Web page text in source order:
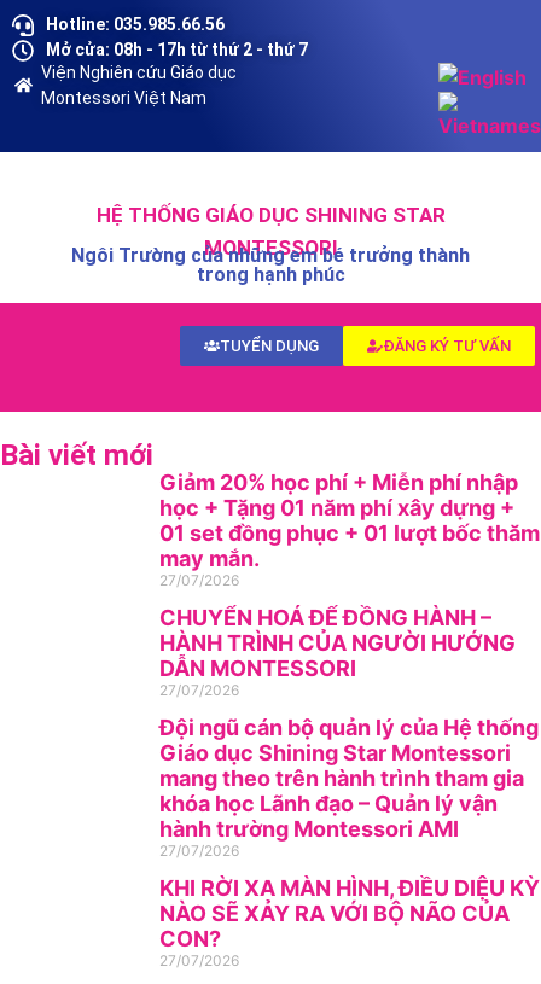
Hotline: 035.985.66.56
Mở cửa: 08h - 17h từ thứ 2 - thứ 7
Viện Nghiên cứu Giáo dục
Montessori Việt Nam
HỆ THỐNG GIÁO DỤC SHINING STAR
MONTESSORI
Ngôi Trường của những em bé trưởng thành
trong hạnh phúc
ĐĂNG KÝ TƯ VẤN
TUYỂN DỤNG
Bài viết mới
Giảm 20% học phí + Miễn phí nhập
học + Tặng 01 năm phí xây dựng +
01 set đồng phục + 01 lượt bốc thăm
may mắn.
27/07/2026
CHUYỂN HOÁ ĐỂ ĐỒNG HÀNH –
HÀNH TRÌNH CỦA NGƯỜI HƯỚNG
DẪN MONTESSORI
27/07/2026
Đội ngũ cán bộ quản lý của Hệ thống
Giáo dục Shining Star Montessori
mang theo trên hành trình tham gia
khóa học Lãnh đạo – Quản lý vận
hành trường Montessori AMI
27/07/2026
KHI RỜI XA MÀN HÌNH, ĐIỀU DIỆU KỲ
NÀO SẼ XẢY RA VỚI BỘ NÃO CỦA
CON?
27/07/2026